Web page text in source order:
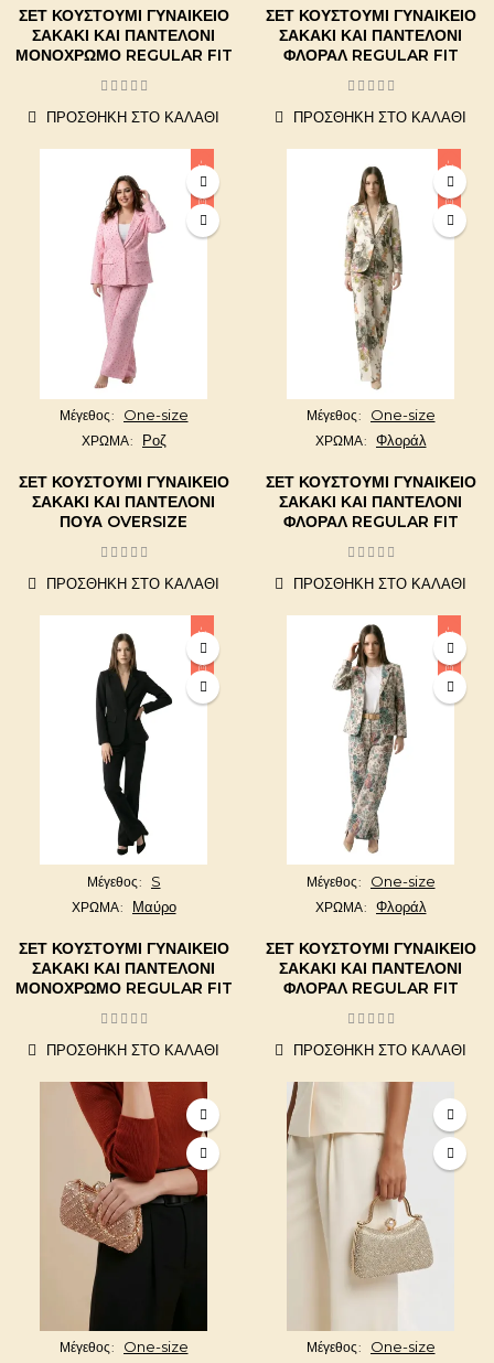
ΣΕΤ ΚΟΥΣΤΟΎΜΙ ΓΥΝΑΙΚΕΊΟ
ΣΑΚΆΚΙ ΚΑΙ ΠΑΝΤΕΛΌΝΙ
ΜΟΝΌΧΡΩΜΟ REGULAR FIT
ΠΡΟΣΘΉΚΗ ΣΤΟ ΚΑΛΆΘΙ
ΣΕΤ ΚΟΥΣΤΟΎΜΙ ΓΥΝΑΙΚΕΊΟ
ΣΑΚΆΚΙ ΚΑΙ ΠΑΝΤΕΛΌΝΙ
ΦΛΟΡΆΛ REGULAR FIT
ΠΡΟΣΘΉΚΗ ΣΤΟ ΚΑΛΆΘΙ
-20,00 €
Μέγεθος One-size
ΧΡΩΜΑ Ροζ
ΣΕΤ ΚΟΥΣΤΟΎΜΙ ΓΥΝΑΙΚΕΊΟ
ΣΑΚΆΚΙ ΚΑΙ ΠΑΝΤΕΛΌΝΙ
ΠΟΥΆ OVERSIZE
ΠΡΟΣΘΉΚΗ ΣΤΟ ΚΑΛΆΘΙ
-20,00 €
Μέγεθος One-size
ΧΡΩΜΑ Φλοράλ
ΣΕΤ ΚΟΥΣΤΟΎΜΙ ΓΥΝΑΙΚΕΊΟ
ΣΑΚΆΚΙ ΚΑΙ ΠΑΝΤΕΛΌΝΙ
ΦΛΟΡΆΛ REGULAR FIT
ΠΡΟΣΘΉΚΗ ΣΤΟ ΚΑΛΆΘΙ
-20,00 €
Μέγεθος S
ΧΡΩΜΑ Μαύρο
ΣΕΤ ΚΟΥΣΤΟΎΜΙ ΓΥΝΑΙΚΕΊΟ
ΣΑΚΆΚΙ ΚΑΙ ΠΑΝΤΕΛΌΝΙ
ΜΟΝΌΧΡΩΜΟ REGULAR FIT
ΠΡΟΣΘΉΚΗ ΣΤΟ ΚΑΛΆΘΙ
-20,00 €
Μέγεθος One-size
ΧΡΩΜΑ Φλοράλ
ΣΕΤ ΚΟΥΣΤΟΎΜΙ ΓΥΝΑΙΚΕΊΟ
ΣΑΚΆΚΙ ΚΑΙ ΠΑΝΤΕΛΌΝΙ
ΦΛΟΡΆΛ REGULAR FIT
ΠΡΟΣΘΉΚΗ ΣΤΟ ΚΑΛΆΘΙ
Μέγεθος One-size Μέγεθος One-size